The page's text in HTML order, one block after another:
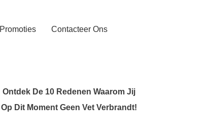
Promoties Contacteer Ons
Ontdek De 10 Redenen Waarom Jij
Op Dit Moment Geen Vet Verbrandt!